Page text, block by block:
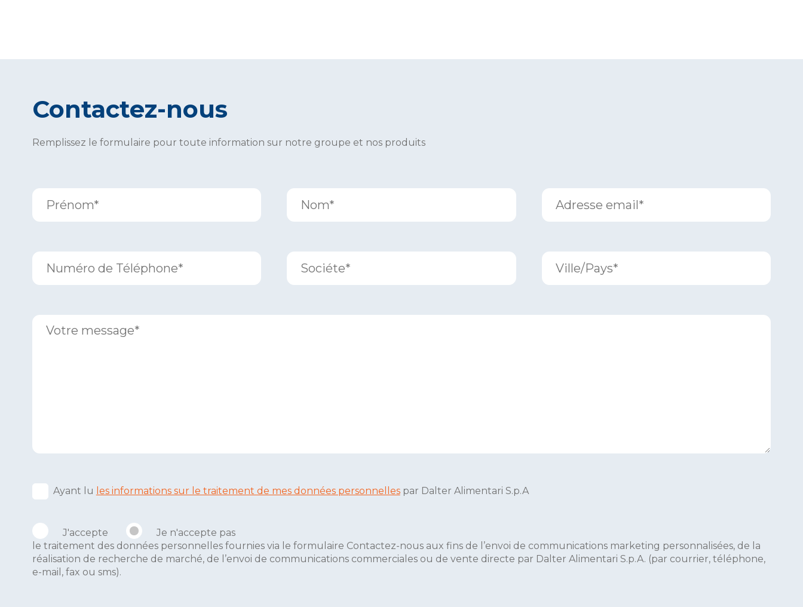
Contactez-nous
Remplissez le formulaire pour toute information sur notre groupe et nos produits
Ayant lu les informations sur le traitement de mes données personnellespar Dalter Alimentari S.p.A
J'accepte
Je n'accepte pas
le traitement des données personnelles fournies via le formulaire Contactez-nous aux fins de l’envoi de communications marketing personnalisées, de la
réalisation de recherche de marché, de l’envoi de communications commerciales ou de vente directe par Dalter Alimentari S.p.A. (par courrier, téléphone,
e-mail, fax ou sms).